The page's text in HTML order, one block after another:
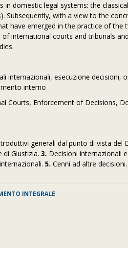
domestic legal systems: the
Subsequently, with a view to the
have emerged in the practice of
international courts and tribunals
internazionali, esecuzione
interno
Courts, Enforcement of Decisions,
generali dal punto di vista del
di Giustizia.3. Decisioni internazionali
5. Cenni ad altre decisioni.
INTEGRALE